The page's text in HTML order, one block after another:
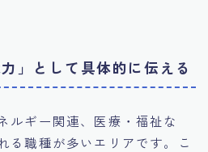
」として具体的に伝える
ルギー関連、医療・福祉な
る職種が多いエリアです。こ